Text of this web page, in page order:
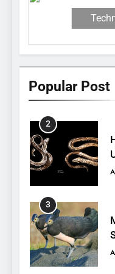
Popular Post
1
2
3